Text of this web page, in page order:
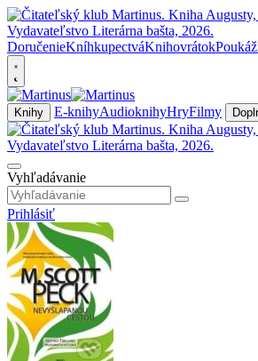
DoručenieKníhkupectváKnihovrátok
Knihy E-knihyAudioknihyHryFilmy
Vyhľadávanie
Prihlásiť